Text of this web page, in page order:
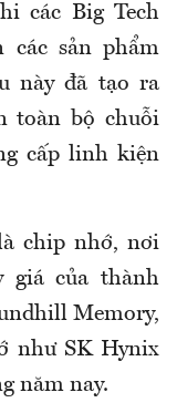
các Big Tech
các sản phẩm
này đã tạo ra
toàn bộ chuỗi
cấp linh kiện
chip nhớ, nơi
giá của thành
Memory,
như SK Hynix
năm nay.